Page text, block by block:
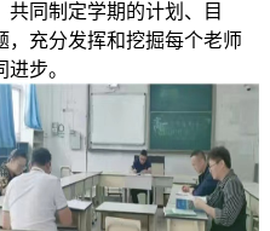
同制定学期的计划、目
，充分发挥和挖掘每个老师
步。